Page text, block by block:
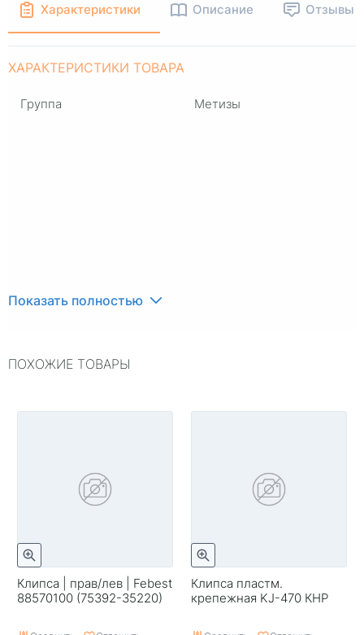
Характеристики Описание Отзывы
ХАРАКТЕРИСТИКИ ТОВАРА
Группа Метизы
Показать полностью
ПОХОЖИЕ ТОВАРЫ
Клипса | прав/лев | Febest
88570100 (75392-35220)
Клипса пластм.
крепежная KJ-470 КНР